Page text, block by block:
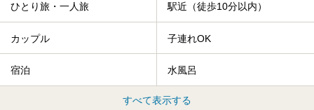
ひとり旅・一人旅 駅近（徒歩10分以内）
カップル 子連れOK
宿泊 水風呂
すべて表示する